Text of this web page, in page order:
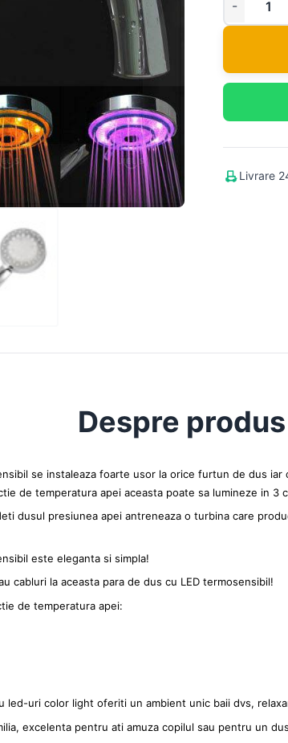
Livrare
Despre produs
se instaleaza foarte usor la orice furtun de dus
de temperatura apei aceasta poate sa lumineze in 3
dusul presiunea apei antreneaza o turbina care
este eleganta si simpla!
cabluri la aceasta para de dus cu LED termosensibil!
de temperatura apei:
led-uri color light oferiti un ambient unic baii dvs,
excelenta pentru ati amuza copilul sau pentru un